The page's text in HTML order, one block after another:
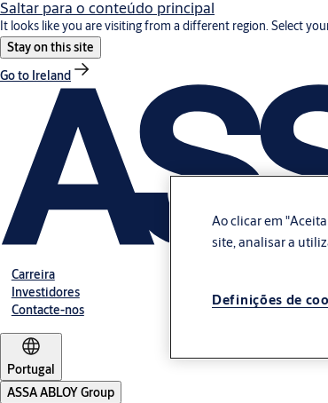
Saltar para o conteúdo principal
It looks like you are visiting from a different region. Select
Stay on this site
Go to Ireland
Carreira
Investidores
Contacte-nos
Portugal
ASSA ABLOY Group
Ao clicar em
site, analisar a
Definições de